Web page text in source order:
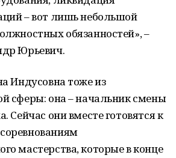
– вот лишь небольшой
обязанностей», –
Юрьевич.
Индусовна тоже из
сферы: она – начальник смены
Сейчас они вместе готовятся к
мастерства, которые в конце